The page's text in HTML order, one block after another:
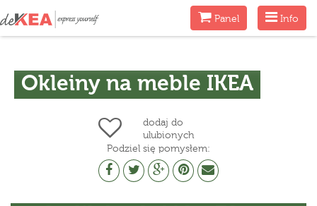
Menu
Info
MenuPanel
Okleiny na meble IKEA
dodaj do
ulubionych
Podziel się pomysłem: